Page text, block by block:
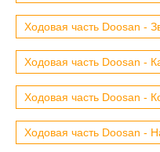
Ходовая часть Doosan -
Ходовая часть Doosan -
Ходовая часть Doosan -
Ходовая часть Doosan -